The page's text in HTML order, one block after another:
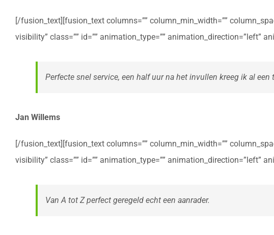
[/fusion_text][fusion_text columns=”” column_min_width=””
visibility” class=”” id=”” animation_type=”” animation_direction=”left”
Perfecte snel service, een half uur na het invullen kreeg ik al
Jan Willems
[/fusion_text][fusion_text columns=”” column_min_width=””
visibility” class=”” id=”” animation_type=”” animation_direction=”left”
Van A tot Z perfect geregeld echt een aanrader.